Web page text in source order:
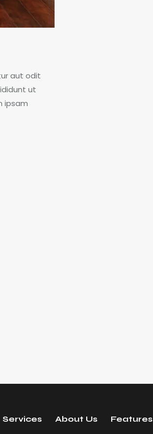
aut odit
ut
ipsam
Services About Us Features